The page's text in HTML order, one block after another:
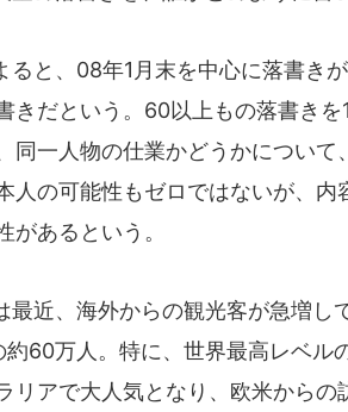
ると、08年1月末を中心に落書き
きだという。60以上もの落書き
同一人物の仕業かどうかについ
人の可能性もゼロではないが、
があるという。
最近、海外からの観光客が急増し
60万人。特に、世界最高レベル
リアで大人気となり、欧米から